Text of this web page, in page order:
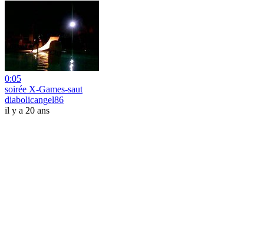
0:05
soirée X-Games-saut
diabolicangel86
il y a 20 ans